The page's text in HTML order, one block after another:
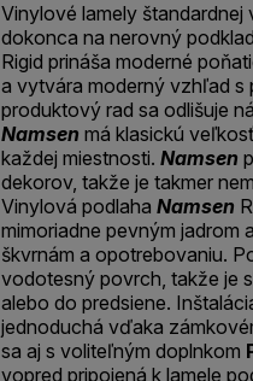
Vinylové lamely
dokonca na nerovný
Rigid prináša moderné
a vytvára moderný vzhľad s
produktový rad sa odlišuje
Namsen má klasickú
každej miestnosti. Namsen
dekorov, takže je takmer
Vinylová podlaha Namsen
mimoriadne pevným
škvrnám a opotrebovaniu.
vodotesný povrch, takže je
alebo do predsiene.
jednoduchá vďaka
sa aj s voliteľným doplnkom
vopred pripojená k lamele